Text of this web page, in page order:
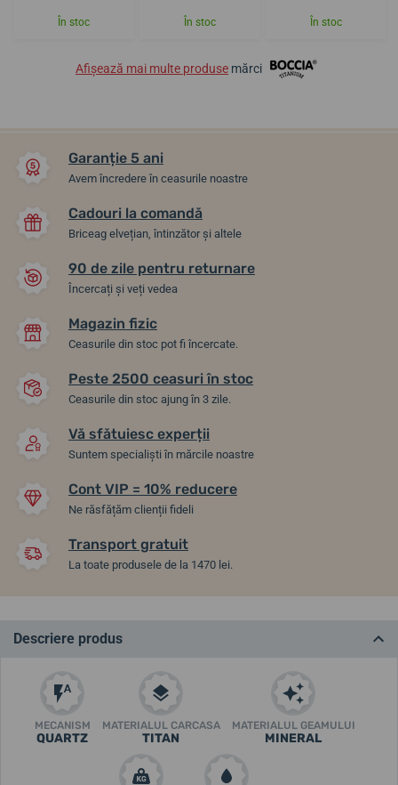
În stoc În stoc În stoc
Afișează mai multe produse mărci
Garanție 5 ani
Avem încredere în ceasurile noastre
Cadouri la comandă
Briceag elvețian, întinzător și altele
90 de zile pentru returnare
Încercați și veți vedea
Magazin fizic
Ceasurile din stoc pot fi încercate.
Peste 2500 ceasuri în stoc
Ceasurile din stoc ajung în 3 zile.
Vă sfătuiesc experții
Suntem specialiști în mărcile noastre
Cont VIP = 10% reducere
Ne răsfățăm clienții fideli
Transport gratuit
La toate produsele de la 1470 lei.
Descriere produs
MECANISM
QUARTZ
MATERIALUL CARCASA
TITAN
MATERIALUL GEAMULUI
MINERAL